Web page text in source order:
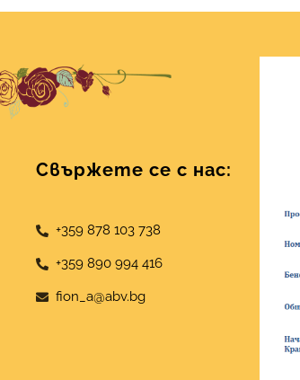
Свържете се с нас:
+359 878 103 738
+359 890 994 416
fion_a@abv.bg